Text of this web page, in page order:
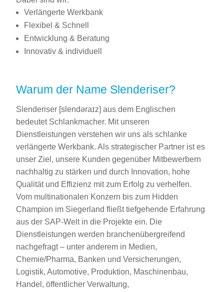
Verlängerte Werkbank
Flexibel & Schnell
Entwicklung & Beratung
Innovativ & individuell
Warum der Name Slenderiser?
Slenderiser [slendəraɪz] aus dem Englischen
bedeutet Schlankmacher. Mit unseren
Dienstleistungen verstehen wir uns als schlanke
verlängerte Werkbank. Als strategischer Partner ist es
unser Ziel, unsere Kunden gegenüber Mitbewerbern
nachhaltig zu stärken und durch Innovation, hohe
Qualität und Effizienz mit zum Erfolg zu verhelfen.
Vom multinationalen Konzern bis zum Hidden
Champion im Siegerland fließt tiefgehende Erfahrung
aus der SAP-Welt in die Projekte ein. Die
Dienstleistungen werden branchenübergreifend
nachgefragt – unter anderem in Medien,
Chemie/Pharma, Banken und Versicherungen,
Logistik, Automotive, Produktion, Maschinenbau,
Handel, öffentlicher Verwaltung,